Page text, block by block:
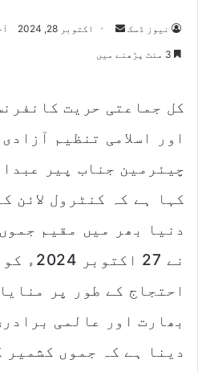
نیوز ڈسک
e
i
اکتوبر 28, 2024
کل جماعتی حریت
اور اسلامی تنظیم
چیئرمین جناب پیر
کہا ہے کہ کنٹرول لائن
دنیا بھر میں مقیم
نے 27
احتجاج کے طور پر
بھارت اور عالمی
دینا ہے کہ جموں کشمیر